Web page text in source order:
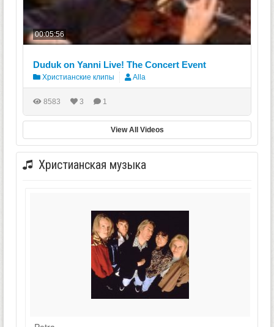
00:05:56
Duduk on Yanni Live! The Concert Event
Христианские клипы Alla
8583 3 1
View All Videos
Христианская музыка